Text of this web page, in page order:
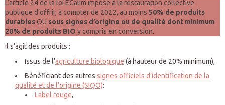
L’article 24 de la loi EGalim impose à la restauration collective
publique d’offrir, à compter de 2022, au moins 50% de produits
durablesOU sous signes d’origine ou de qualité dont minimum
20% de produits BIO y compris en conversion.
Il s’agit des produits :
Issus de l’agriculture biologique (à hauteur de 20% minimum),
Bénéficiant des autres signes officiels d’identification de la
qualité et de l’origine (SIQO):
Label rouge,